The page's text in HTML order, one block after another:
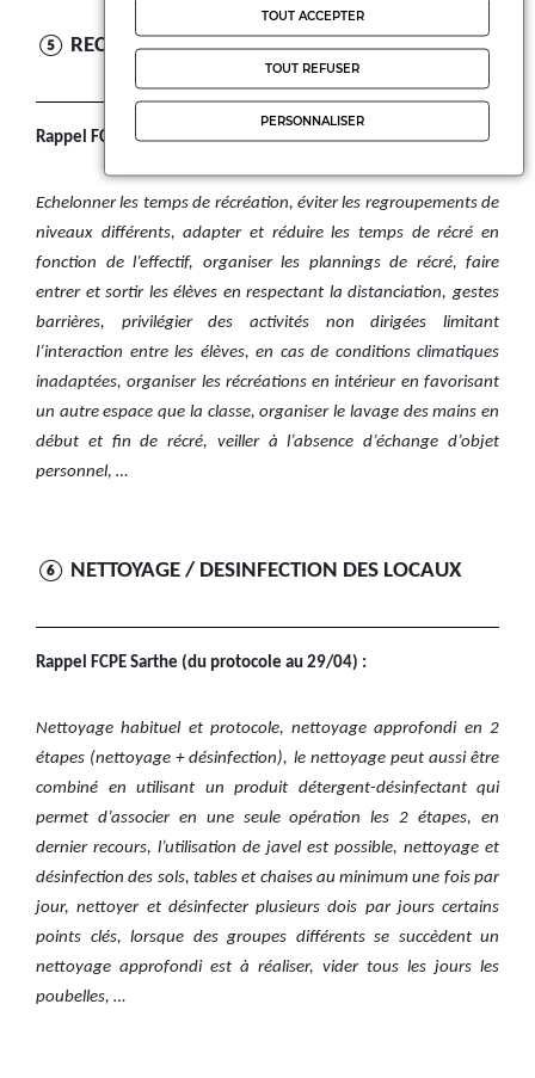
⑤ RECREATION
Rappel FCPE Sarthe (du protocole au 29/04) :
Echelonner les temps de récréation, éviter les regroupements de
niveaux différents, adapter et réduire les temps de récré en
fonction de l’effectif, organiser les plannings de récré, faire
entrer et sortir les élèves en respectant la distanciation, gestes
barrières, privilégier des activités non dirigées limitant
l’interaction entre les élèves, en cas de conditions climatiques
inadaptées, organiser les récréations en intérieur en favorisant
un autre espace que la classe, organiser le lavage des mains en
début et fin de récré, veiller à l’absence d’échange d’objet
personnel, …
⑥ NETTOYAGE / DESINFECTION DES LOCAUX
Rappel FCPE Sarthe (du protocole au 29/04) :
Nettoyage habituel et protocole, nettoyage approfondi en 2
étapes (nettoyage + désinfection), le nettoyage peut aussi être
combiné en utilisant un produit détergent-désinfectant qui
permet d’associer en une seule opération les 2 étapes, en
dernier recours, l’utilisation de javel est possible, nettoyage et
désinfection des sols, tables et chaises au minimum une fois par
jour, nettoyer et désinfecter plusieurs dois par jours certains
points clés, lorsque des groupes différents se succèdent un
nettoyage approfondi est à réaliser, vider tous les jours les
poubelles, …
TOUT ACCEPTER
TOUT REFUSER
PERSONNALISER